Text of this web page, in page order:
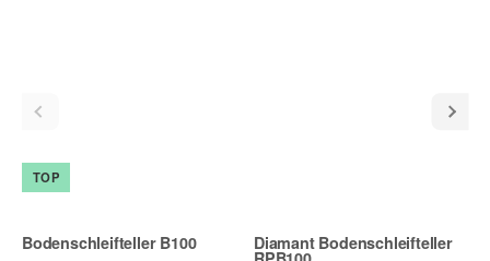
TOP
Bodenschleifteller B100 Diamant Bodenschleifteller